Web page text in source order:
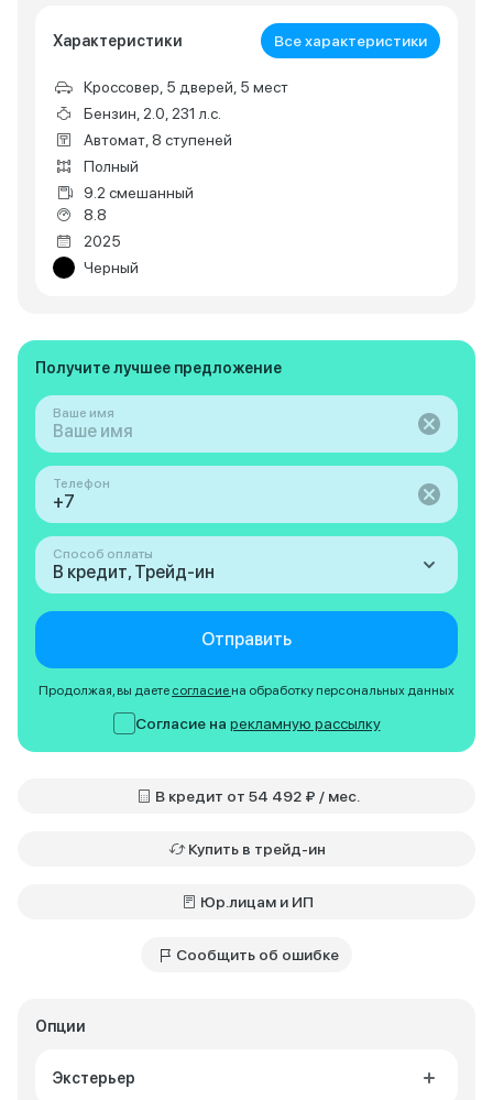
Характеристики Все характеристики
Кроссовер, 5 дверей, 5 мест
Бензин, 2.0, 231 л.с.
Автомат, 8 ступеней
Полный
9.2 смешанный
8.8
2025
Черный
Опции
Экстерьер
Получите лучшее предложение
Ваше имя
Телефон
Способ оплаты
В кредит, Трейд-ин
Отправить
Продолжая, вы даете согласие на обработку персональных данных
Согласие на рекламную рассылку
В кредит от 54 492 ₽ / мес.
Купить в трейд-ин
Юр.лицам и ИП
Сообщить об ошибке